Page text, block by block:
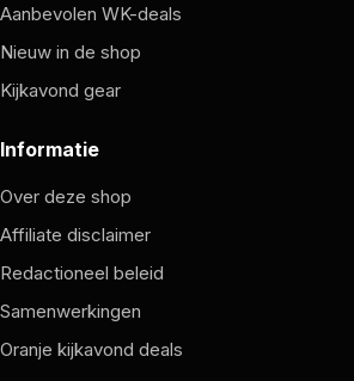
Aanbevolen WK-deals
Nieuw in de shop
Kijkavond gear
Informatie
Over deze shop
Affiliate disclaimer
Redactioneel beleid
Samenwerkingen
Oranje kijkavond deals